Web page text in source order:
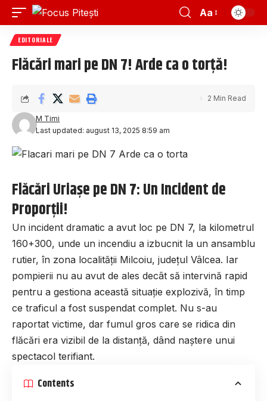
Aa
EDITORIALE
Flăcări mari pe DN 7! Arde ca o torță!
Last updated: august 13, 2025 8:59 am
M Timi
2 Min Read
Flăcări Uriașe pe DN 7: Un Incident de
Proporții!
Un incident dramatic a avut loc pe DN 7, la kilometrul
160+300, unde un incendiu a izbucnit la un ansamblu
rutier, în zona localității Milcoiu, județul Vâlcea. Iar
pompierii nu au avut de ales decât să intervină rapid
pentru a gestiona această situație explozivă, în timp
ce traficul a fost suspendat complet. Nu s-au
raportat victime, dar fumul gros care se ridica din
flăcări era vizibil de la distanță, dând naștere unui
spectacol terifiant.
Contents